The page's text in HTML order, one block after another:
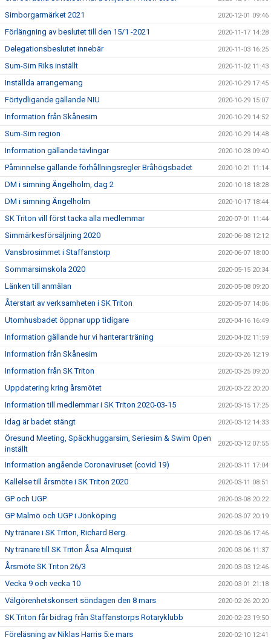
Simborgarmärket 2021 2020-12-01 09:46
Förlängning av beslutet till den 15/1 -2021 2020-11-17 14:28
Delegationsbeslutet innebär 2020-11-03 16:25
Sum-Sim Riks inställt 2020-11-02 11:43
Inställda arrangemang 2020-10-29 17:45
Förtydligande gällande NIU 2020-10-29 15:07
Information från Skånesim 2020-10-29 14:52
Sum-Sim region 2020-10-29 14:48
Information gällande tävlingar 2020-10-28 09:40
Påminnelse gällande förhållningsregler Bråhögsbadet 2020-10-21 11:14
DM i simning Ängelholm, dag 2 2020-10-18 18:28
DM i simning Ängelholm 2020-10-17 18:44
SK Triton vill först tacka alla medlemmar 2020-07-01 11:44
Simmärkesförsäljning 2020 2020-06-08 12:12
Vansbrosimmet i Staffanstorp 2020-06-07 18:00
Sommarsimskola 2020 2020-05-15 20:34
Länken till anmälan 2020-05-08 09:20
Återstart av verksamheten i SK Triton 2020-05-07 14:06
Utomhusbadet öppnar upp tidigare 2020-04-16 16:49
Information gällande hur vi hanterar träning 2020-04-02 11:59
Information från Skånesim 2020-03-26 12:19
Information från SK Triton 2020-03-25 09:20
Uppdatering kring årsmötet 2020-03-22 20:20
Information till medlemmar i SK Triton 2020-03-15 2020-03-15 17:25
Idag är badet stängt 2020-03-12 14:33
Öresund Meeting, Späckhuggarsim, Seriesim & Swim Open
inställt
2020-03-12 07:55
Information angående Coronaviruset (covid 19) 2020-03-11 17:04
Kallelse till årsmöte i SK Triton 2020 2020-03-11 08:51
GP och UGP 2020-03-08 20:22
GP Malmö och UGP i Jönköping 2020-03-07 20:19
Ny tränare i SK Triton, Richard Berg. 2020-03-06 17:46
Ny tränare till SK Triton Åsa Almquist 2020-03-06 11:37
Årsmöte SK Triton 26/3 2020-03-03 12:46
Vecka 9 och vecka 10 2020-03-01 21:18
Välgörenhetskonsert söndagen den 8 mars 2020-02-26 20:20
SK Triton får bidrag från Staffanstorps Rotaryklubb 2020-02-23 19:50
Föreläsning av Niklas Harris 5:e mars 2020-02-10 12:41